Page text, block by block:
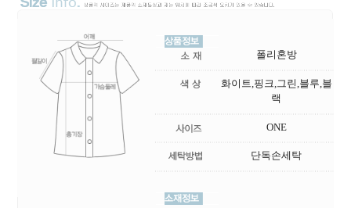
폴리혼방
화이트,핑크,그린,블루,블
랙
ONE
단독손세탁